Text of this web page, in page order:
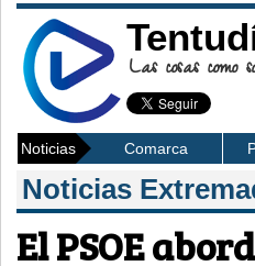
Las cosas como
Noticias Comarca
Noticias
El PSOE